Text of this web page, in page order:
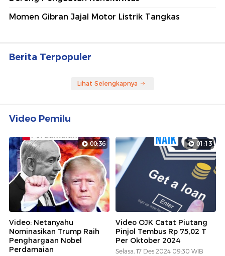
Momen Gibran Jajal Motor Listrik Tangkas
Berita Terpopuler
Lihat Selengkapnya
Video Pemilu
00:36
Video: Netanyahu
Nominasikan Trump Raih
Penghargaan Nobel
Perdamaian
01:13
Video OJK Catat Piutang
Pinjol Tembus Rp 75,02 T
Per Oktober 2024
Selasa, 17 Des 2024 09:30 WIB